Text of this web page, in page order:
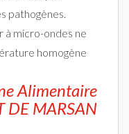
pathogènes.
à micro-ondes ne
homogène
Alimentaire
DE MARSAN